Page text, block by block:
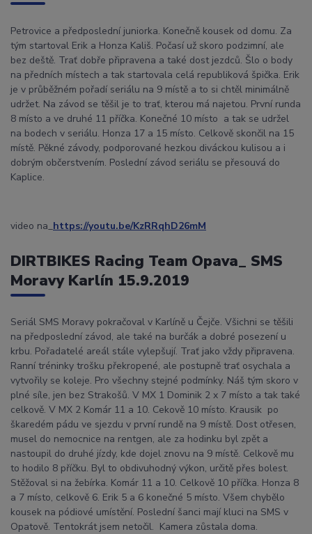
Petrovice a předposlední juniorka. Konečně kousek od domu. Za
tým startoval Erik a Honza Kališ. Počasí už skoro podzimní, ale
bez deště. Trať dobře připravena a také dost jezdců. Šlo o body
na předních místech a tak startovala celá republiková špička. Erik
je v průběžném pořadí seriálu na 9 místě a to si chtěl minimálně
udržet. Na závod se těšil je to trať, kterou má najetou. První runda
8 místo a ve druhé 11 příčka. Konečné 10 místo a tak se udržel
na bodech v seriálu. Honza 17 a 15 místo. Celkově skončil na 15
místě. Pěkné závody, podporované hezkou diváckou kulisou a i
dobrým občerstvením. Poslední závod seriálu se přesouvá do
Kaplice.
video na_ https://youtu.be/KzRRqhD26mM
DIRTBIKES Racing Team Opava_ SMS
Moravy Karlín 15.9.2019
Seriál SMS Moravy pokračoval v Karlíně u Čejče. Všichni se těšili
na předposlední závod, ale také na burčák a dobré posezení u
krbu. Pořadatelé areál stále vylepšují. Trať jako vždy připravena.
Ranní tréninky trošku překropené, ale postupně trať osychala a
vytvořily se koleje. Pro všechny stejné podmínky. Náš tým skoro v
plné síle, jen bez Strakošů. V MX 1 Dominik 2 x 7 místo a tak také
celkově. V MX 2 Komár 11 a 10. Cekově 10 místo. Krausik po
škaredém pádu ve sjezdu v první rundě na 9 místě. Dost otřesen,
musel do nemocnice na rentgen, ale za hodinku byl zpět a
nastoupil do druhé jízdy, kde dojel znovu na 9 místě. Celkově mu
to hodilo 8 příčku. Byl to obdivuhodný výkon, určitě přes bolest.
Stěžoval si na žebírka. Komár 11 a 10. Celkově 10 příčka. Honza 8
a 7 místo, celkově 6. Erik 5 a 6 konečné 5 místo. Všem chybělo
kousek na pódiové umístění. Poslední šanci mají kluci na SMS v
Opatově. Tentokrát jsem netočil. Kamera zůstala doma.